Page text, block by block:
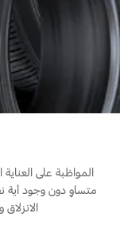
البحرين
العراق
الأردن
لبنان
سلطنة
البحث عن الوكيل
أسطول فورد
فورد بروتكت
خطة الخدمات
خطة الخدمات
إصلاح أضرار الحوادث
القسائم
خدمة المحرك
خدمة الفرامل
المواظبة على
متساوٍ دون وجود